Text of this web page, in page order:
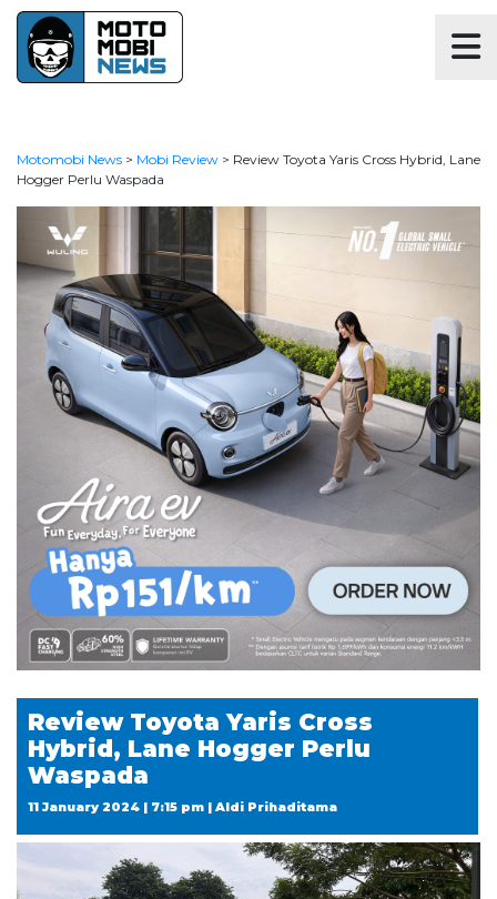
Motomobi News > Mobi Review > Review Toyota Yaris Cross Hybrid, Lane
Hogger Perlu Waspada
Review Toyota Yaris Cross
Hybrid, Lane Hogger Perlu
Waspada
11 January 2024 | 7:15 pm | Aldi Prihaditama